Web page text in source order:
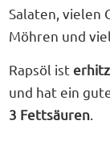
Salaten, vielen
Möhren und
Rapsöl ist
und hat ein
3 Fettsäuren.